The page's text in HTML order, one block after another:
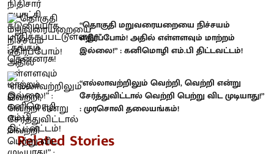
“தொகுதி மறுவரையறையை நிச்சயம்
எதிர்ப்போம்! அதில் எள்ளளவும் மாற்றம்
இல்லை!” : கனிமொழி எம்.பி திட்டவட்டம்!
“எல்லாவற்றிலும் வெற்றி, வெற்றி என்று
சேர்த்துவிட்டால் வெற்றி பெற்று விட முடியாது!”
: முரசொலி தலையங்கம்!
Related Stories